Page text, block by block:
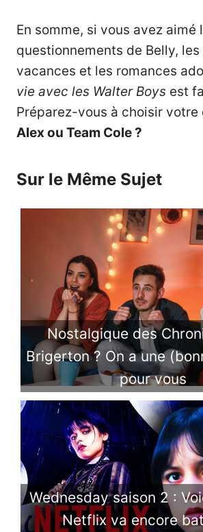
En somme, si vous avez aimé
questionnements de Belly,
vacances et les romances
vie avec les Walter Boys est
Préparez-vous à choisir votre
Alex ou Team Cole ?
Sur le Même Sujet
Nostalgique des
Brigerton ? On a une
pour vous
Wednesday saison 2 :
Netflix va encore